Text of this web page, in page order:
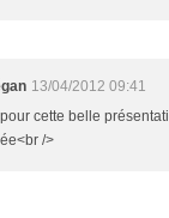
13/04/2012 09:41
cette belle
/>